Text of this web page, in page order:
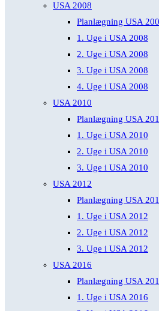
USA 2008
Planlægning USA
1. Uge i USA 2008
2. Uge i USA 2008
3. Uge i USA 2008
4. Uge i USA 2008
USA 2010
Planlægning USA
1. Uge i USA 2010
2. Uge i USA 2010
3. Uge i USA 2010
USA 2012
Planlægning USA
1. Uge i USA 2012
2. Uge i USA 2012
3. Uge i USA 2012
USA 2016
Planlægning USA
1. Uge i USA 2016